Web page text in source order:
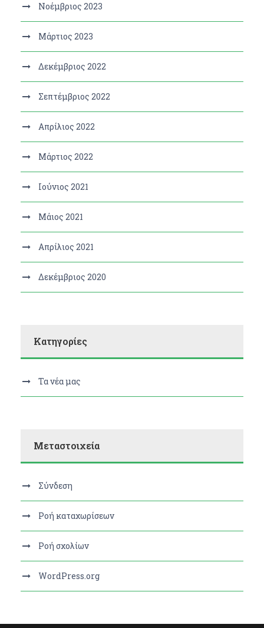
Νοέμβριος 2023
Μάρτιος 2023
Δεκέμβριος 2022
Σεπτέμβριος 2022
Απρίλιος 2022
Μάρτιος 2022
Ιούνιος 2021
Μάιος 2021
Απρίλιος 2021
Δεκέμβριος 2020
Kατηγορίες
Τα νέα μας
Μεταστοιχεία
Σύνδεση
Ροή καταχωρίσεων
Ροή σχολίων
WordPress.org